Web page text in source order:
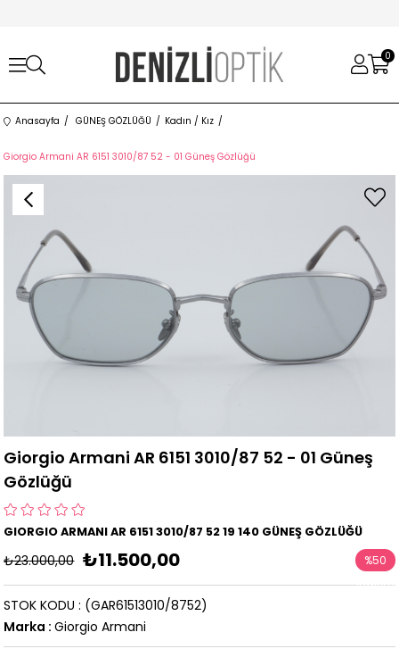
0
Anasayfa GÜNEŞ GÖZLÜĞÜ Kadın / Kız
Giorgio Armani AR 6151 3010/87 52 - 01 Güneş Gözlüğü
Giorgio Armani AR 6151 3010/87 52 - 01 Güneş
Gözlüğü
GIORGIO ARMANI AR 6151 3010/87 52 19 140 GÜNEŞ GÖZLÜĞÜ
₺23.000,00 ₺11.500,00 %50
İndirim
(GAR61513010/8752)
STOK KODU
Marka : Giorgio Armani